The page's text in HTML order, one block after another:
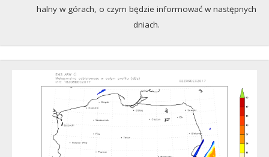
halny w górach, o czym będzie informować w następnych
dniach.